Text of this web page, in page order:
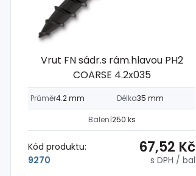
Vrut FN sádr.s rám.hlavou PH2
COARSE 4.2x035
Průměr4.2 mm Délka35 mm
Balení250 ks
Kód produktu:
9270
67,52 Kč
s DPH / bal